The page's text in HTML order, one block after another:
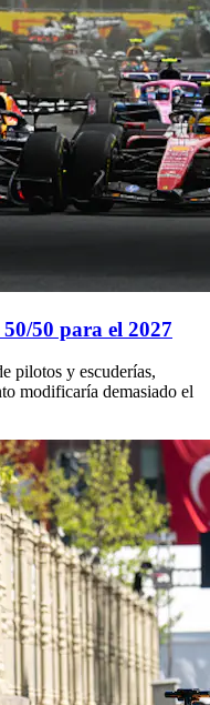
50 para el 2027
pilotos y escuderías,
modificaría demasiado el